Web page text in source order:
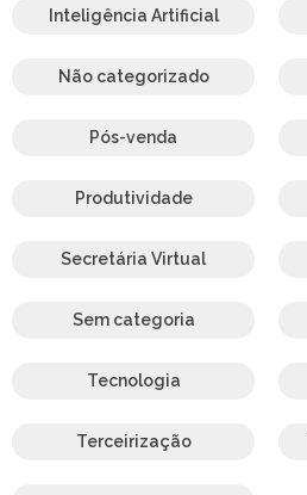
Inteligência Artificial
Não categorizado
Pós-venda
Produtividade
Secretária Virtual
Sem categoria
Tecnologia
Terceirização